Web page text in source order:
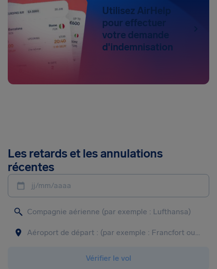
Utilisez AirHelp
pour effectuer
votre demande
d'indemnisation
Les retards et les annulations
récentes
jj/mm/aaaa
Vérifier le vol